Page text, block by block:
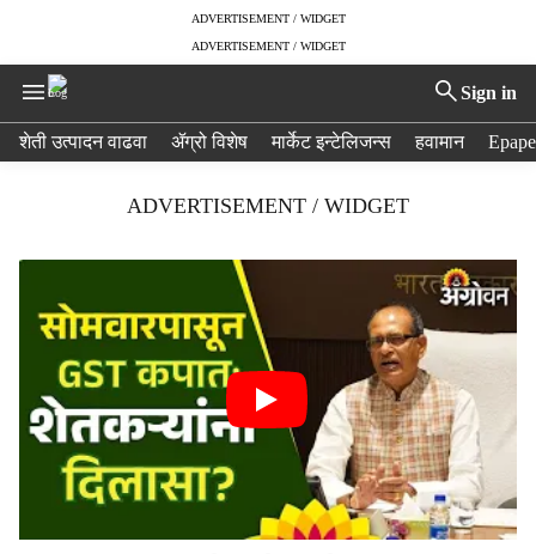
ADVERTISEMENT / WIDGET
ADVERTISEMENT / WIDGET
Sign in
e
शेती उत्पादन वाढवा ॲग्रो विशेष मार्केट इन्टेलिजन्स हवामान
ADVERTISEMENT / WIDGET